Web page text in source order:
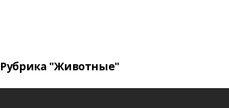
Рубрика "Животные"